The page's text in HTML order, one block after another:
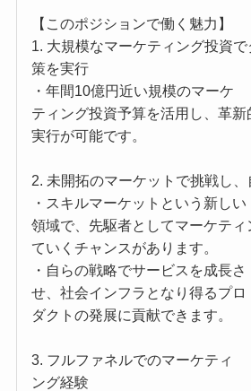
【このポジションで働く魅力】
1. 大規模なマーケティング投資
策を実行
・年間10億円近い規模のマーケ
ティング投資予算を活用し、革新
実行が可能です。
2. 未開拓のマーケットで挑戦し、
・スキルマーケットという新しい
領域で、先駆者としてマーケティ
ていくチャンスがあります。
・自らの戦略でサービスを成長さ
せ、社会インフラとなり得るプロ
ダクトの発展に貢献できます。
3. フルファネルでのマーケティ
ング経験